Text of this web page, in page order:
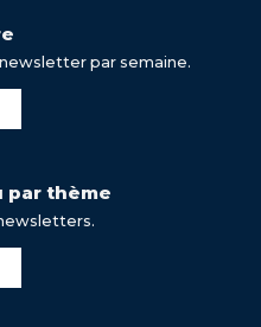
par semaine.
par thème